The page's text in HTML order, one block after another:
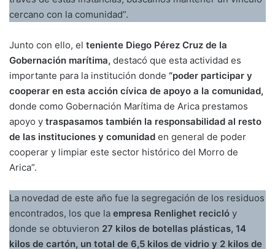
cercano con la comunidad”.
Junto con ello, el teniente Diego Pérez Cruz de la
Gobernación marítima, destacó que esta actividad es
importante para la institución donde “poder participar y
cooperar en esta acción cívica de apoyo a la comunidad,
donde como Gobernación Marítima de Arica prestamos
apoyo y traspasamos también la responsabilidad al resto
de las instituciones y comunidad en general de poder
cooperar y limpiar este sector histórico del Morro de
Arica”.
La novedad de este año fue la segregación de los residuos
encontrados, los que la empresa Renlighet recicló y
donde se obtuvieron 27 kilos de botellas plásticas, 14
kilos de cartón, un total de 6,5 kilos de vidrio y 2 kilos de